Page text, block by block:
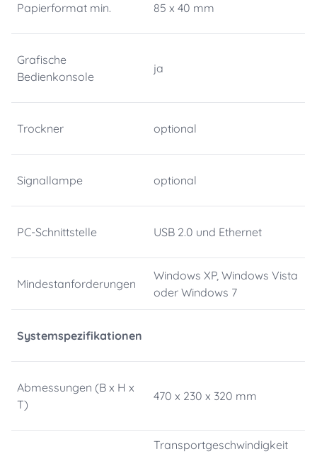
Papierformat min. 85 x 40 mm
Grafische
Bedienkonsole
ja
Trockner optional
Signallampe optional
PC-Schnittstelle USB 2.0 und Ethernet
Mindestanforderungen
Windows XP, Windows Vista
oder Windows 7
Systemspezifikationen
Abmessungen (B x H x
T)
470 x 230 x 320 mm
Transportgeschwindigkeit